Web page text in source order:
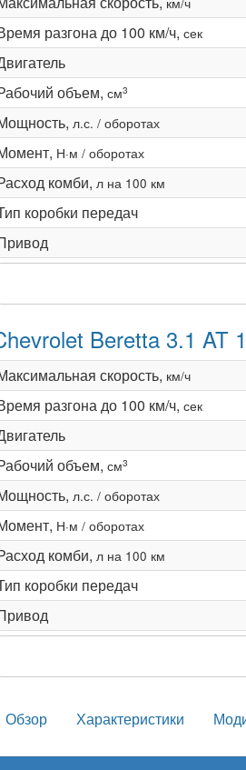
разгона до 100 км/ч, сек
объем, см3
л.с. / оборотах
Н·м / оборотах
комби, л на 100 км
коробки передач
Beretta 3.1 AT
скорость, км/ч
разгона до 100 км/ч, сек
объем, см3
л.с. / оборотах
Н·м / оборотах
комби, л на 100 км
коробки передач
Обзор Характеристики